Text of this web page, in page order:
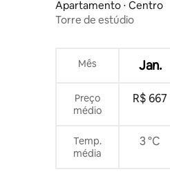
Apartamento ⋅ Centro
Torre de estúdio
Mês Jan.
Preço
médio
R$ 667
Temp.
média
3 °C